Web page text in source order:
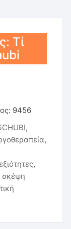
Τί
9456
,
,
,
σκέψη